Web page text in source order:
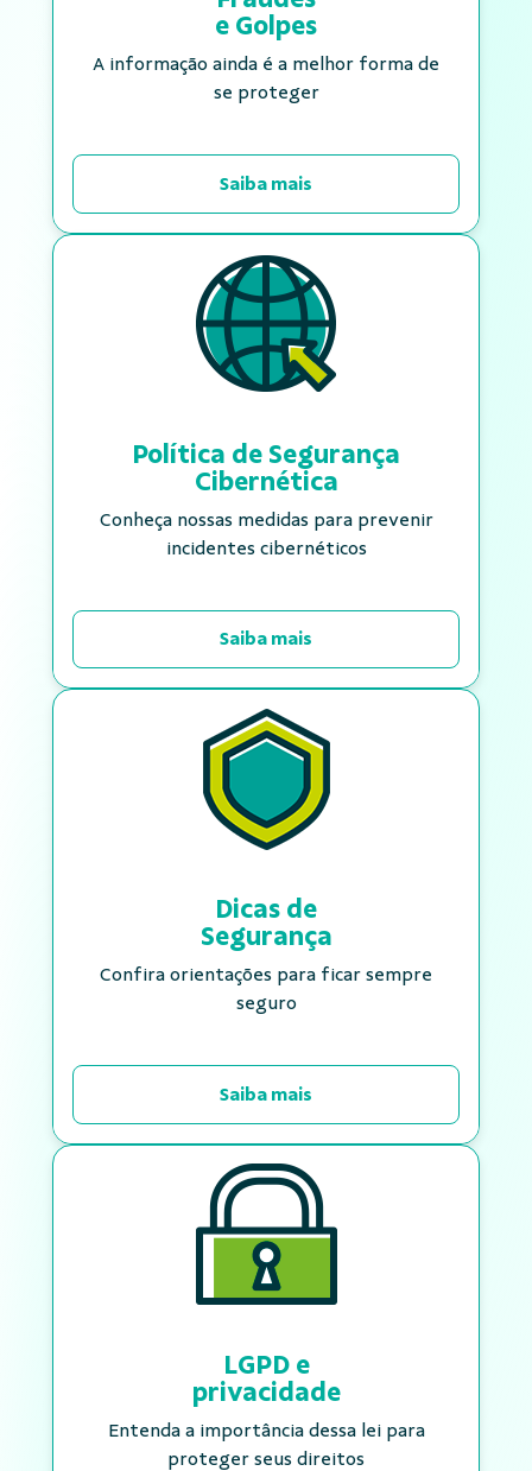
e Golpes
A informação ainda é a melhor forma de
se proteger
Saiba mais
Política de Segurança
Cibernética
Conheça nossas medidas para prevenir
incidentes cibernéticos
Saiba mais
Dicas de
Segurança
Confira orientações para ficar sempre
seguro
Saiba mais
LGPD e
privacidade
Entenda a importância dessa lei para
proteger seus direitos